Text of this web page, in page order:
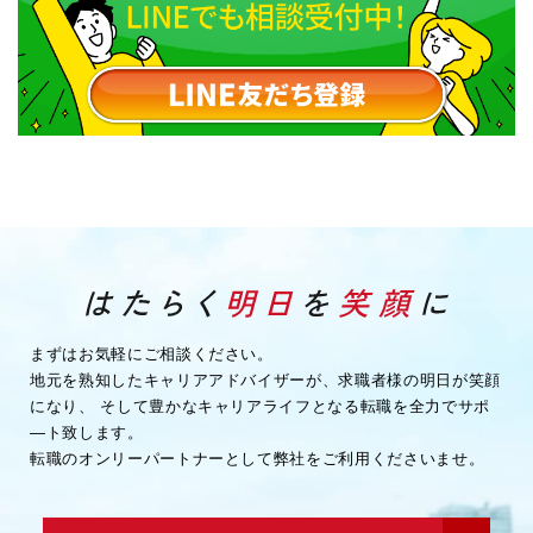
まずはお気軽にご相談ください。
地元を熟知したキャリアアドバイザーが、求職者様の明日が笑顔
になり、
そして豊かなキャリアライフとなる転職を全力でサポ
―ト致します。
転職のオンリーパートナーとして弊社をご利用くださいませ。